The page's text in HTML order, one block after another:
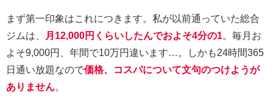
まず第一印象はこれにつきます。私が以前通っていた総合
ジムは、
月12,000円くらいしたんでおよそ4分の1。毎月お
よそ9,000円、年間で10万円違います…。しかも24時間365
日通い放題なので価格、コスパについて文句のつけようが
ありません。